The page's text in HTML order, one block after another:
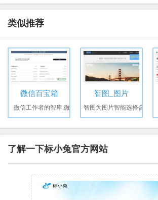
类似推荐
微信百宝箱
微信工作者的智库,微
智图_图片
智图为图片智能选择合
了解一下标小兔官方网站